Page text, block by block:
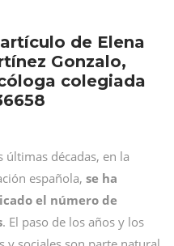
de Elena
Gonzalo,
colegiada
últimas décadas, en la
española, se ha
el número de
. El paso de los años y los